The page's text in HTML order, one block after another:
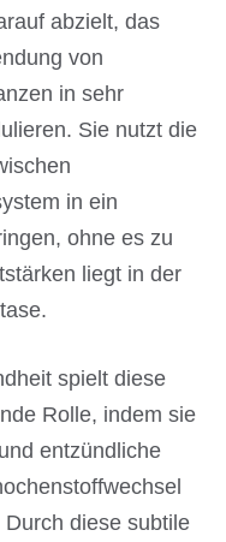
abzielt, das
von
in sehr
Sie nutzt die
in ein
ohne es zu
liegt in der
spielt diese
Rolle, indem sie
entzündliche
diese subtile